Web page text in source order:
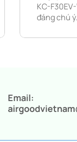
KC-
đáng chú
Email: